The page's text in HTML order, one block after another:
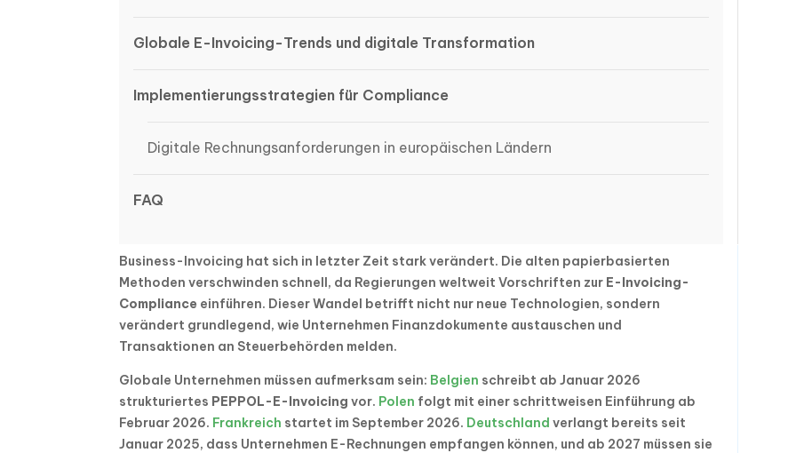
Globale E-Invoicing-Trends und digitale Transformation
Implementierungsstrategien für Compliance
Digitale Rechnungsanforderungen in europäischen Ländern
FAQ
Business-Invoicing hat sich in letzter Zeit stark verändert. Die alten papierbasierten
Methoden verschwinden schnell, da Regierungen weltweit Vorschriften zur E-Invoicing-
Compliance einführen. Dieser Wandel betrifft nicht nur neue Technologien, sondern
verändert grundlegend, wie Unternehmen Finanzdokumente austauschen und
Transaktionen an Steuerbehörden melden.
Globale Unternehmen müssen aufmerksam sein: Belgien schreibt ab Januar 2026
strukturiertes PEPPOL-E-Invoicing vor. Polen folgt mit einer schrittweisen Einführung ab
Februar 2026. Frankreich startet im September 2026. Deutschland verlangt bereits seit
Januar 2025, dass Unternehmen E-Rechnungen empfangen können, und ab 2027 müssen sie